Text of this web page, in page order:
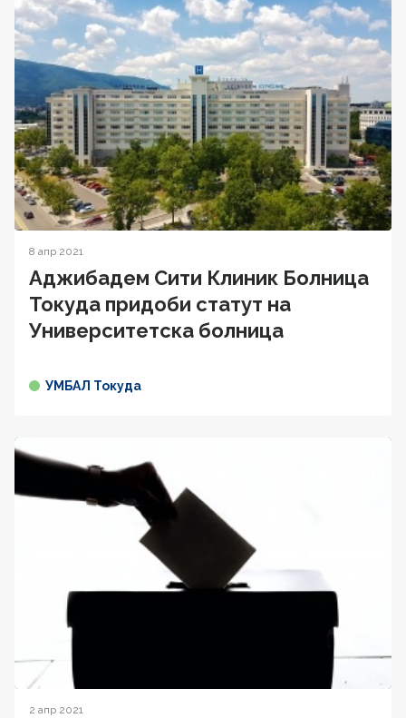
8 апр 2021
Аджибадем Сити Клиник Болница
Токуда придоби статут на
Университетска болница
УМБАЛ Токуда
2 апр 2021